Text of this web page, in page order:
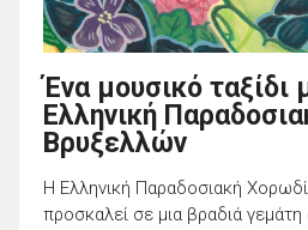
Ένα μουσικό ταξίδι
Ελληνική
Βρυξελλών
Η Ελληνική Παραδοσιακή
προσκαλεί σε μια βραδιά γεμάτη